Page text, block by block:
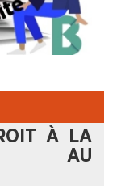
À LA
AU